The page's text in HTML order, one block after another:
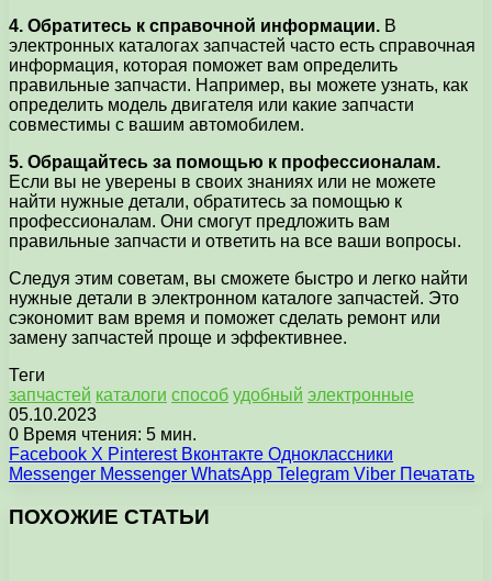
4. Обратитесь к справочной информации. В
электронных каталогах запчастей часто есть справочная
информация, которая поможет вам определить
правильные запчасти. Например, вы можете узнать, как
определить модель двигателя или какие запчасти
совместимы с вашим автомобилем.
5. Обращайтесь за помощью к профессионалам.
Если вы не уверены в своих знаниях или не можете
найти нужные детали, обратитесь за помощью к
профессионалам. Они смогут предложить вам
правильные запчасти и ответить на все ваши вопросы.
Следуя этим советам, вы сможете быстро и легко найти
нужные детали в электронном каталоге запчастей. Это
сэкономит вам время и поможет сделать ремонт или
замену запчастей проще и эффективнее.
Теги
запчастей каталоги способ удобный электронные
05.10.2023
0 Время чтения: 5 мин.
Facebook X Pinterest Вконтакте Одноклассники
Messenger Messenger WhatsApp Telegram Viber Печатать
ПОХОЖИЕ СТАТЬИ